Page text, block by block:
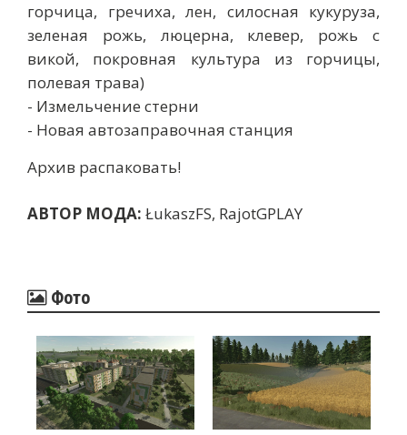
горчица, гречиха, лен, силосная кукуруза,
зеленая рожь, люцерна, клевер, рожь с
викой, покровная культура из горчицы,
полевая трава)
- Измельчение стерни
- Новая автозаправочная станция
Архив распаковать!
АВТОР МОДА: ŁukaszFS, RajotGPLAY
Фото